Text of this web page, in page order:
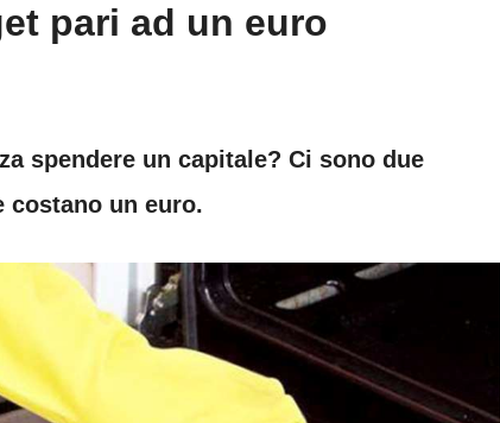
pari ad un euro
spendere un capitale? Ci sono due
un euro.